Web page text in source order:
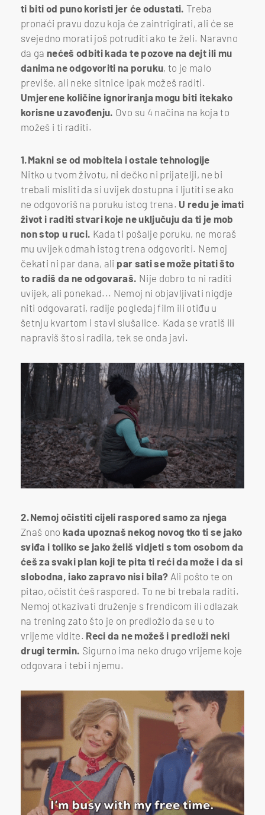
ti biti od puno koristi jer će odustati. Treba
pronaći pravu dozu koja će zaintrigirati, ali će se
svejedno morati još potruditi ako te želi. Naravno
da ga nećeš odbiti kada te pozove na dejt ili mu
danima ne odgovoriti na poruku, to je malo
previše, ali neke sitnice ipak možeš raditi.
Umjerene količine ignoriranja mogu biti itekako
korisne u zavođenju. Ovo su 4 načina na koja to
možeš i ti raditi.
1.Makni se od mobitela i ostale tehnologije
Nitko u tvom životu, ni dečko ni prijatelji, ne bi
trebali misliti da si uvijek dostupna i ljutiti se ako
ne odgovoriš na poruku istog trena. U redu je imati
život i raditi stvari koje ne uključuju da ti je mob
non stop u ruci. Kada ti pošalje poruku, ne moraš
mu uvijek odmah istog trena odgovoriti. Nemoj
čekati ni par dana, ali par sati se može pitati što
to radiš da ne odgovaraš. Nije dobro to ni raditi
uvijek, ali ponekad... Nemoj ni objavljivati nigdje
niti odgovarati, radije pogledaj film ili otiđu u
šetnju kvartom i stavi slušalice. Kada se vratiš ili
napraviš što si radila, tek se onda javi.
2.Nemoj očistiti cijeli raspored samo za njega
Znaš ono kada upoznaš nekog novog tko ti se jako
sviđa i toliko se jako želiš vidjeti s tom osobom da
ćeš za svaki plan koji te pita ti reći da može i da si
slobodna, iako zapravo nisi bila? Ali pošto te on
pitao, očistit ćeš raspored. To ne bi trebala raditi.
Nemoj otkazivati druženje s frendicom ili odlazak
na trening zato što je on predložio da se u to
vrijeme vidite. Reci da ne možeš i predloži neki
drugi termin. Sigurno ima neko drugo vrijeme koje
odgovara i tebi i njemu.